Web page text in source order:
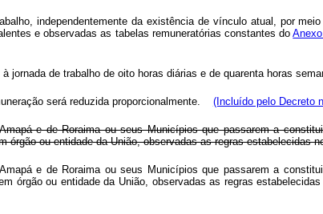
independentemente da existência de vínculo atual, por
e observadas as tabelas remuneratórias constantes do
à jornada de trabalho de oito horas diárias e de quarenta horas
será reduzida proporcionalmente. (Incluído pelo Decreto
e de Roraima ou seus Municípios que passarem a
ou entidade da União, observadas as regras estabelecidas
e de Roraima ou seus Municípios que passarem a
órgão ou entidade da União, observadas as regras